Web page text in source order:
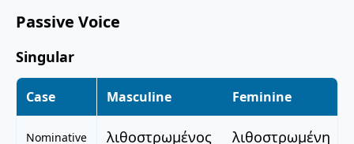
Passive Voice
Singular
Case Masculine Feminine
Nominative λιθοστρωμένος λιθοστρωμένη